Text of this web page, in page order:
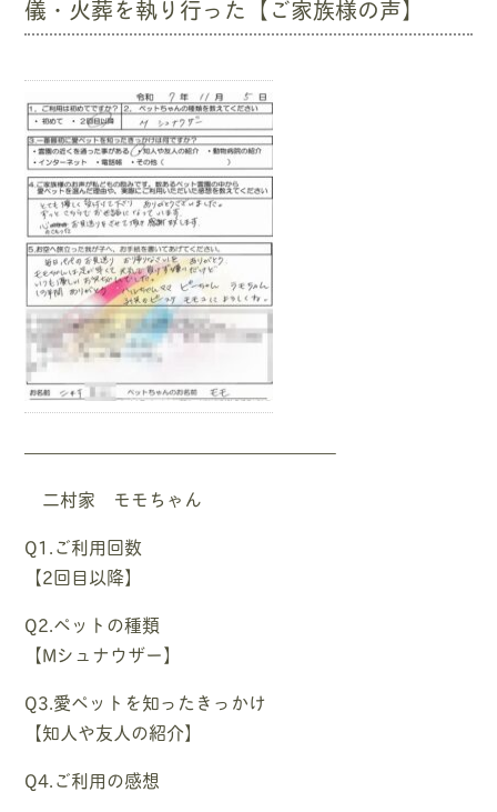
儀・火葬を執り行った【ご家族様の声】
—————————————————–
二村家 モモちゃん
Q1.ご利用回数
【2回目以降】
Q2.ペットの種類
【Mシュナウザー】
Q3.愛ペットを知ったきっかけ
【知人や友人の紹介】
Q4.ご利用の感想